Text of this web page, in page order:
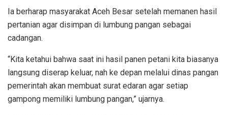
Ia berharap masyarakat Aceh Besar setelah memanen hasil
pertanian agar disimpan di lumbung pangan sebagai
cadangan.
“Kita ketahui bahwa saat ini hasil panen petani kita biasanya
langsung diserap keluar, nah ke depan melalui dinas pangan
pemerintah akan membuat surat edaran agar setiap
gampong memiliki lumbung pangan,” ujarnya.